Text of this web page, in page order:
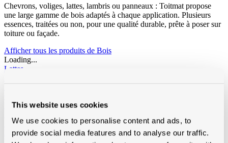
This website uses cookies
We use cookies to personalise content and ads, to
provide social media features and to analyse our traffic.
Chevrons, voliges, lattes, lambris ou panneaux : Toitmat propose
une large gamme de bois adaptés à chaque application. Plusieurs
essences, traitées ou non, pour une qualité durable, prête à poser sur
toiture ou façade.
Afficher tous les produits de Bois
Loading...
Lattes
Voliges
SRN pas traîtées3/4 4/4
Douglas traîtées